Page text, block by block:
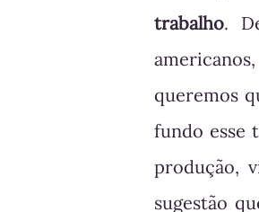
trabalho.
queremos
fundo esse
produção,
sugestão